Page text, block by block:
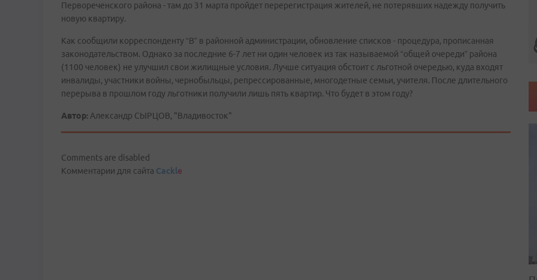
Первореченского района - там до 31 марта пройдет перерегистрация жителей, не потерявших надежду получить
новую квартиру.
Как сообщили корреспонденту “В” в районной администрации, обновление списков - процедура, прописанная
законодательством. Однако за последние 6-7 лет ни один человек из так называемой “общей очереди” района
(1100 человек) не улучшил свои жилищные условия. Лучше ситуация обстоит с льготной очередью, куда входят
инвалиды, участники войны, чернобыльцы, репрессированные, многодетные семьи, учителя. После длительного
перерыва в прошлом году льготники получили лишь пять квартир. Что будет в этом году?
Автор: Александр СЫРЦОВ, "Владивосток"
Comments are disabled
Комментарии для сайта Cackle